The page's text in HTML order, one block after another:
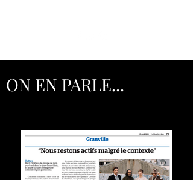
ON EN PARLE...